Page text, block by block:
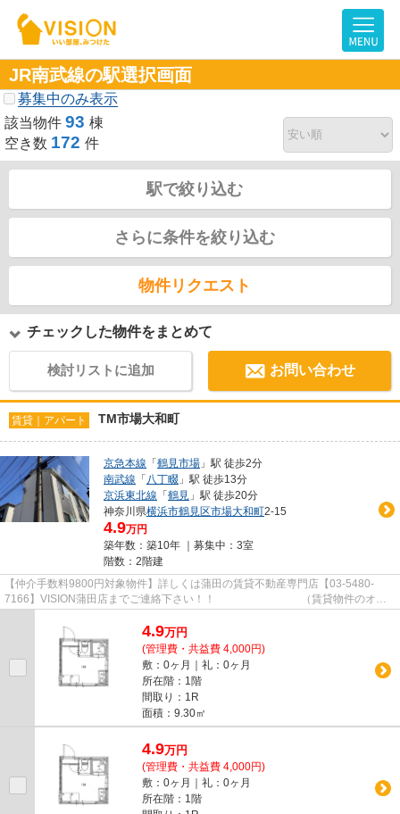
JR南武線の駅選択画面
募集中のみ表示
該当物件 93 棟
空き数 172 件
駅で絞り込む
さらに条件を絞り込む
物件リクエスト
チェックした物件をまとめて
検討リストに追加 お問い合わせ
賃貸｜アパート TM市場大和町
京急本線 「鶴見市場 」駅 徒歩2分
南武線 「八丁畷 」駅 徒歩13分
京浜東北線 「鶴見 」駅 徒歩20分
神奈川県横浜市鶴見区市場大和町2-15
4.9万円
築年数：築10年 ｜募集中： 3室
階数：2階建
【仲介手数料9800円対象物件】詳しくは蒲田の賃貸不動産専門店【03-5480-
7166】VISION蒲田店までご連絡下さい！！ （賃貸物件のオス
スメポイント） フローリング 3沿線...
4.9万円
(管理費・共益費 4,000円)
敷：0ヶ月｜礼：0ヶ月
所在階：1階
間取り：1R
面積：9.30㎡
4.9万円
(管理費・共益費 4,000円)
敷：0ヶ月｜礼：0ヶ月
所在階：1階